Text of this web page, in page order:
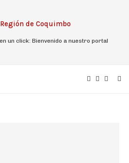
un click: Bienvenido a nuestro portal